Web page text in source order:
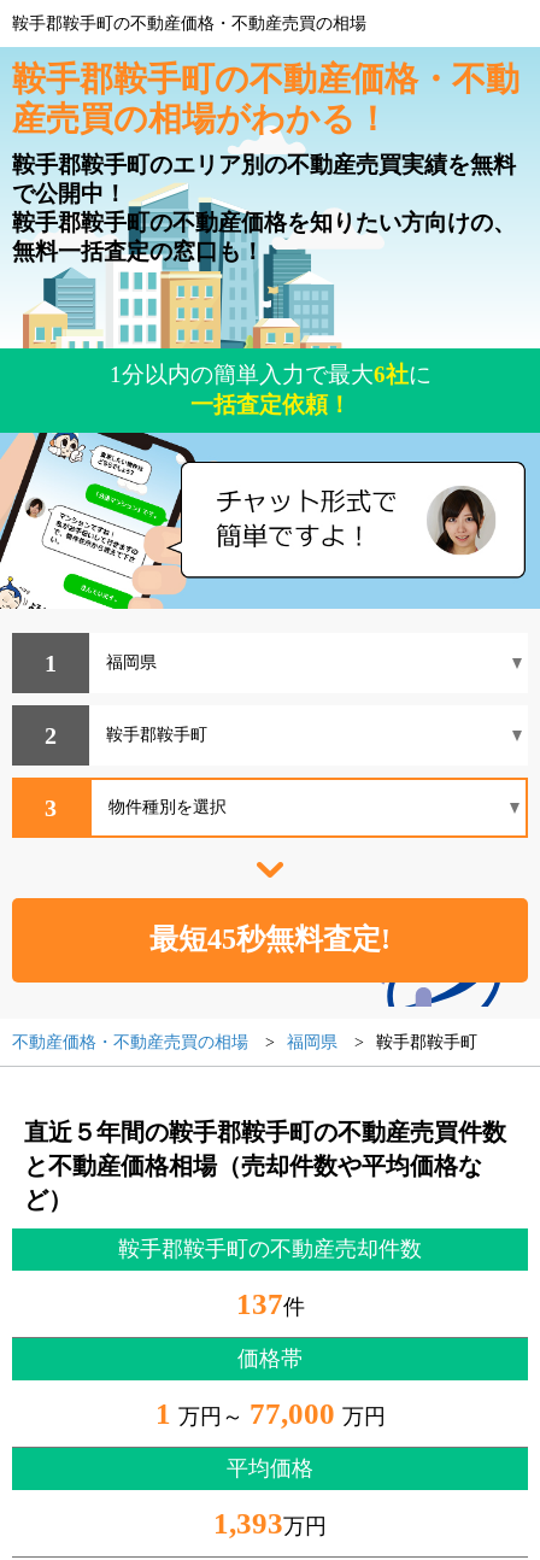
鞍手郡鞍手町の不動産価格・不動産売買の相場
鞍手郡鞍手町の不動産価格・不動
産売買の相場がわかる！
鞍手郡鞍手町のエリア別の不動産売買実績を無料
で公開中！
鞍手郡鞍手町の不動産価格を知りたい方向けの、
無料一括査定の窓口も！
1分以内の簡単入力で最大6社に
一括査定依頼！
1
2
3
不動産価格・不動産売買の相場 福岡県 鞍手郡鞍手町
直近５年間の鞍手郡鞍手町の不動産売買件数
と不動産価格相場（売却件数や平均価格な
ど）
鞍手郡鞍手町の不動産売却件数
137件
価格帯
1 万円～ 77,000 万円
平均価格
1,393万円